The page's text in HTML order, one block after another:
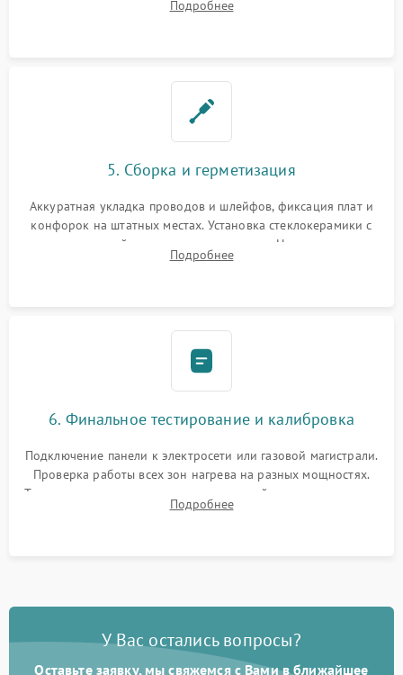
дорожек. Очистка контактов и замена поврежденной
Подробнее
5. Сборка и герметизация
Аккуратная укладка проводов и шлейфов, фиксация плат и
конфорок на штатных местах. Установка стеклокерамики с
проверкой равномерности зазоров. Нанесение
термостойкого герметика или укладка уплотнительной
Подробнее
6. Финальное тестирование и калибровка
Подключение панели к электросети или газовой магистрали.
Проверка работы всех зон нагрева на разных мощностях.
Тестирование сенсорного управления, таймера, индикаторов
остаточного тепла и систем защиты от перегрева.
Подробнее
У Вас остались вопросы?
Оставьте заявку, мы свяжемся с Вами в ближайшее